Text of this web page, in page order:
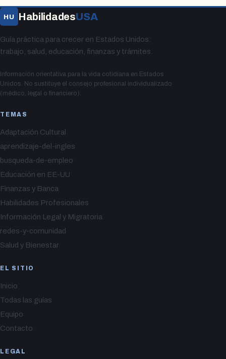
HU HabilidadesUSA
Guía práctica para crecer en Estados Unidos:
trabajo, salud, educación, finanzas y trámites.
Información orientativa para la vida cotidiana en Estados
Unidos. No sustituye el consejo profesional individualizado
(médico, legal o financiero).
TEMAS
Adaptación Cultural
aprendizaje-del-ingles
busqueda-de-empleo
Educación en EE-UU
Finanzas y Banca
Habilidades Profesionales
Información Legal y Migratoria
redes-y-comunidad
Salud y Bienestar
EL SITIO
Inicio
Todas las guías
Equipo
Contacto
LEGAL